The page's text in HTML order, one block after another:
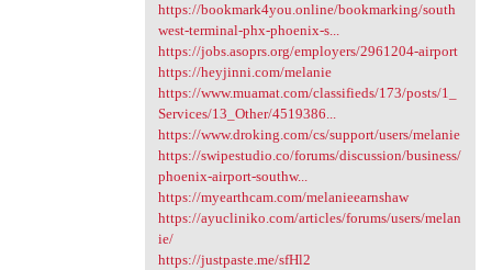
https://bookmark4you.online/bookmarking/south
west-terminal-phx-phoenix-s...
https://jobs.asoprs.org/employers/2961204-airport
https://heyjinni.com/melanie
https://www.muamat.com/classifieds/173/posts/1_
Services/13_Other/4519386...
https://www.droking.com/cs/support/users/melanie
https://swipestudio.co/forums/discussion/business/
phoenix-airport-southw...
https://myearthcam.com/melanieearnshaw
https://ayucliniko.com/articles/forums/users/melan
ie/
https://justpaste.me/sfHl2